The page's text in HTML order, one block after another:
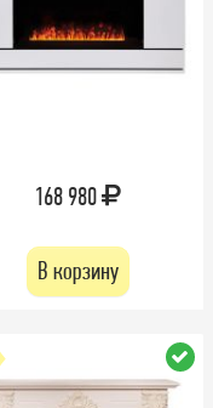
168 980
В корзину